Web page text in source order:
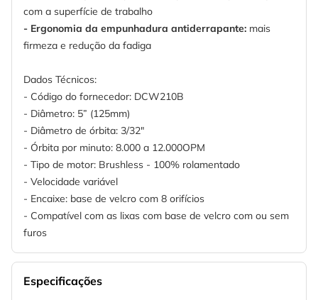
com a superfície de trabalho
- Ergonomia da empunhadura antiderrapante: mais
firmeza e redução da fadiga
Dados Técnicos:
- Código do fornecedor: DCW210B
- Diâmetro: 5” (125mm)
- Diâmetro de órbita: 3/32"
- Órbita por minuto: 8.000 a 12.000OPM
- Tipo de motor: Brushless - 100% rolamentado
- Velocidade variável
- Encaixe: base de velcro com 8 orifícios
- Compatível com as lixas com base de velcro com ou sem
furos
Especificações